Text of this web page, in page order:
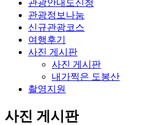
관광안내도신청
관광정보나눔
신규관광코스
여행후기
사진 게시판
사진 게시판
내가찍은 도봉산
촬영지원
사진 게시판